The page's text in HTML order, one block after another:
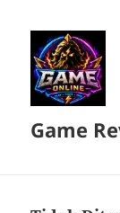
Game